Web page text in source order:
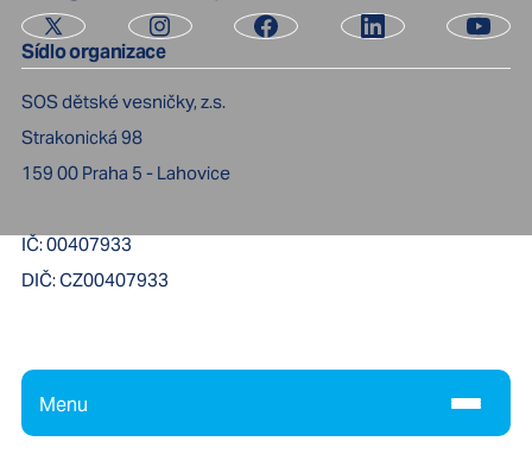
Sídlo organizace
SOS dětské vesničky, z.s.
Strakonická 98
159 00 Praha 5 - Lahovice
IČ:00407933
DIČ:CZ00407933
Menu